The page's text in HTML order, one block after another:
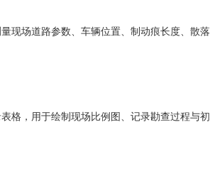
现场道路参数、车辆位置、制动痕长度、散落
格，用于绘制现场比例图、记录勘查过程与初